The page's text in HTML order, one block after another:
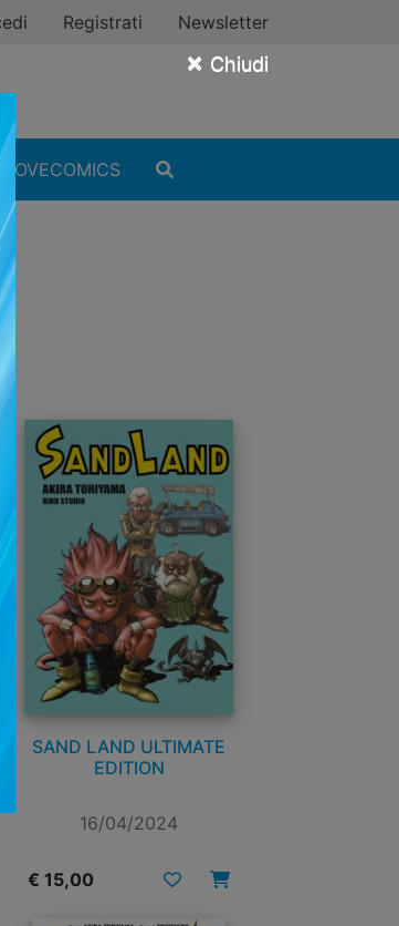
× Chiudi
Registrati Newsletter
SAND LAND ULTIMATE
EDITION
16/04/2024
€ 15,00